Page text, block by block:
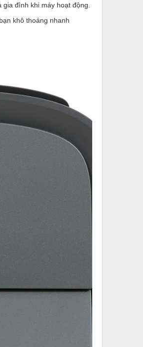
đình khi máy hoạt động.
khô thoáng nhanh